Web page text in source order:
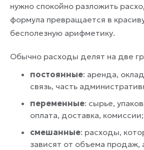
нужно спокойно разложить
формула превращается в
бесполезную арифметику.
Обычно расходы делят на две
постоянные: аренда,
связь, часть
переменные: сырье,
оплата, доставка, комиссии;
смешанные: расходы,
зависят от объема продаж,